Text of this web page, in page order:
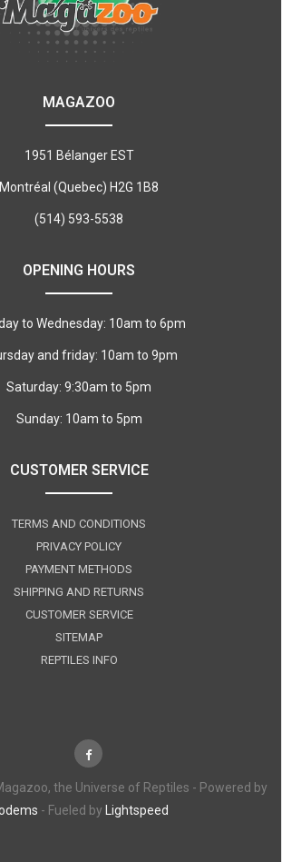
MAGAZOO
1951 Bélanger EST
Montréal (Quebec) H2G 1B8
(514) 593-5538
OPENING HOURS
to Wednesday: 10am to 6pm
and friday: 10am to 9pm
Saturday: 9:30am to 5pm
Sunday: 10am to 5pm
CUSTOMER SERVICE
TERMS AND CONDITIONS
PRIVACY POLICY
PAYMENT METHODS
SHIPPING AND RETURNS
CUSTOMER SERVICE
SITEMAP
REPTILES INFO
the Universe of Reptiles - Powered by
- Fueled by Lightspeed